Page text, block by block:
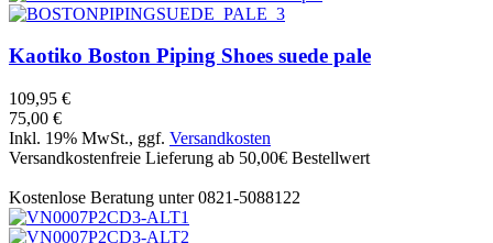
Kaotiko Boston Piping Shoes suede pale
109,95 €
75,00 €
Inkl. 19% MwSt., ggf. Versandkosten
Versandkostenfreie Lieferung ab 50,00€ Bestellwert
Kostenlose Beratung unter 0821-5088122